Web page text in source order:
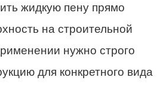
жидкую пену прямо
на строительной
нужно строго
для конкретного вида